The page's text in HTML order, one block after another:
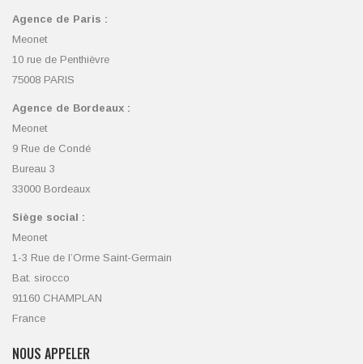
Agence de Paris :
Meonet
10 rue de Penthièvre
75008 PARIS
Agence de Bordeaux :
Meonet
9 Rue de Condé
Bureau 3
33000 Bordeaux
Siège social :
Meonet
1-3 Rue de l’Orme Saint-Germain
Bat. sirocco
91160 CHAMPLAN
France
NOUS APPELER